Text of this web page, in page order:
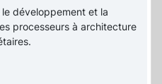
développement et la
processeurs à architecture